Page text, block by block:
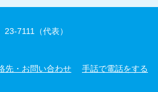
7111（代表）
先・お問い合わせ 手話で電話をする